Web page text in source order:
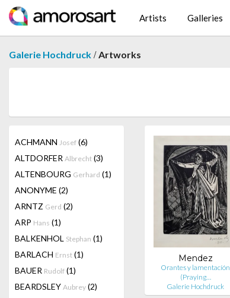
Artists Galleries
Galerie Hochdruck /Artworks
ACHMANN Josef (6)
ALTDORFER Albrecht (3)
ALTENBOURG Gerhard (1)
ANONYME (2)
ARNTZ Gerd (2)
ARP Hans (1)
BALKENHOL Stephan (1)
BARLACH Ernst (1)
BAUER Rudolf (1)
BEARDSLEY Aubrey (2)
Mendez
Orantes y lamentacíón
(Praying…
Galerie Hochdruck